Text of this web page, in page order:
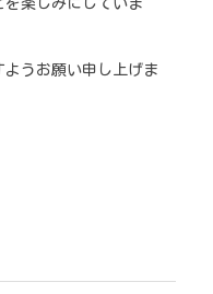
を楽しみにしていま
うお願い申し上げま